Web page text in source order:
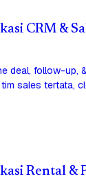
CRM &
deal, follow-up,
sales tertata,
Rental &